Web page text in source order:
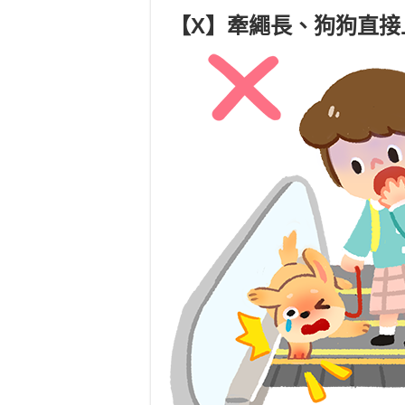
【X】牽繩長、狗狗直